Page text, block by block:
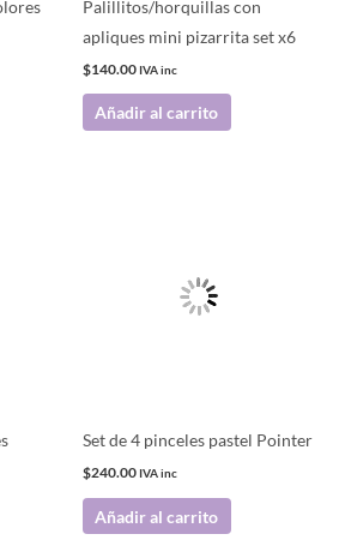
Palillitos/horquillas con
apliques mini pizarrita set x6
$140.00 IVA inc
Añadir al carrito
Set de 4 pinceles pastel Pointer
$240.00 IVA inc
Añadir al carrito